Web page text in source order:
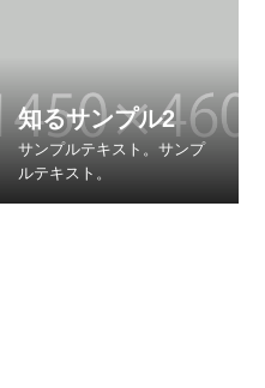
知るサンプル2